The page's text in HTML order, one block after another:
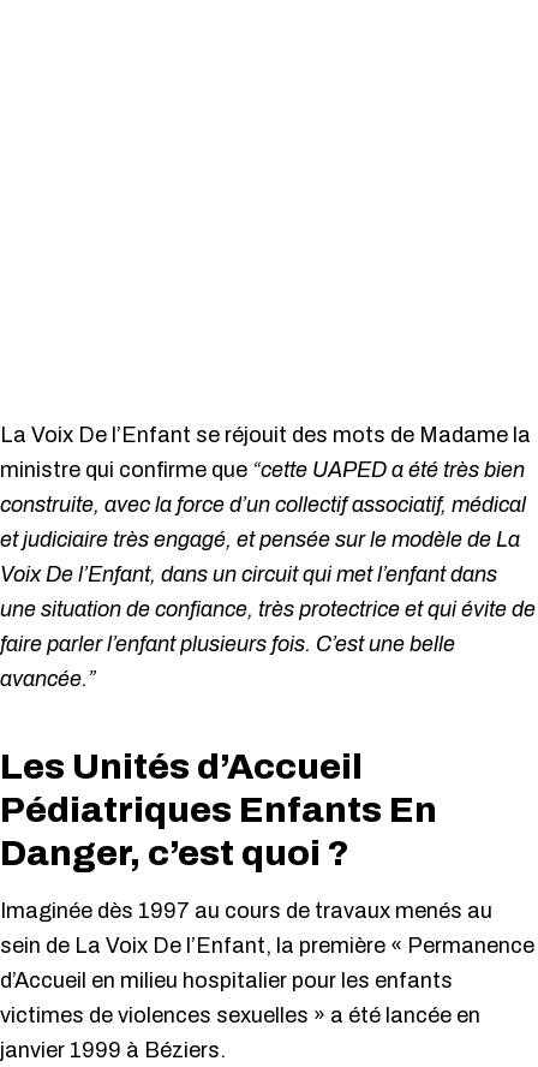
La Voix De l’Enfant se réjouit des mots de Madame la
ministre qui confirme que “cette UAPED a été très bien
construite, avec la force d’un collectif associatif, médical
et judiciaire très engagé, et pensée sur le modèle de La
Voix De l’Enfant, dans un circuit qui met l’enfant dans
une situation de confiance, très protectrice et qui évite de
faire parler l’enfant plusieurs fois. C’est une belle
avancée.”
Les Unités d’Accueil
Pédiatriques Enfants En
Danger, c’est quoi ?
Imaginée dès 1997 au cours de travaux menés au
sein de La Voix De l’Enfant, la première « Permanence
d’Accueil en milieu hospitalier pour les enfants
victimes de violences sexuelles » a été lancée en
janvier 1999 à Béziers.